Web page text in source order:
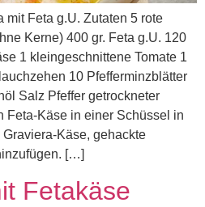
mit Feta g.U. Zutaten 5 rote
Kerne) 400 gr. Feta g.U. 120
1 kleingeschnittene Tomate 1
10 Pfefferminzblätter
Salz Pfeffer getrockneter
Feta-Käse in einer Schüssel in
Käse, gehackte
[…]
Fetakäse